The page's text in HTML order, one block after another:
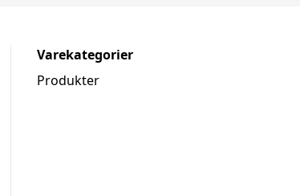
Varekategorier
Produkter